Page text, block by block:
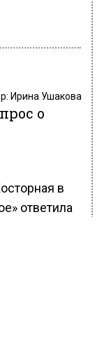
Ирина Ушакова
о
в
ответила